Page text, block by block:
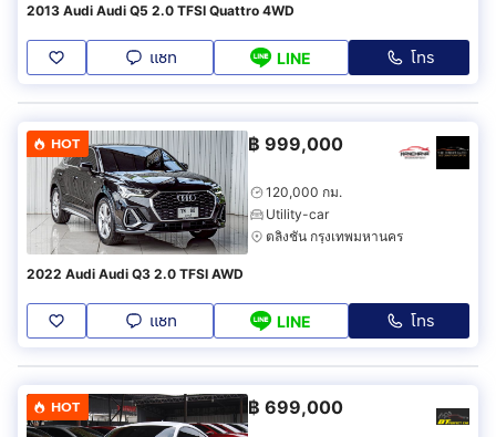
2013 Audi Audi Q5 2.0 TFSI Quattro 4WD
แชท LINE โทร
HOT ฿ 999,000
120,000 กม.
Utility-car
ตลิ่งชัน กรุงเทพมหานคร
2022 Audi Audi Q3 2.0 TFSI AWD
แชท LINE โทร
HOT ฿ 699,000